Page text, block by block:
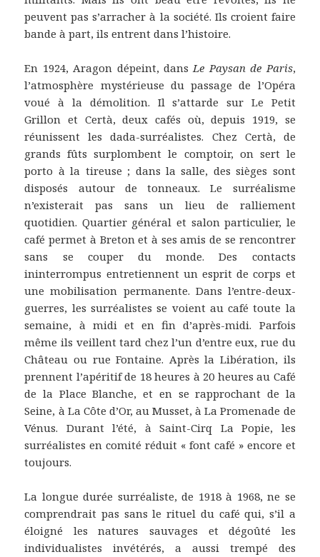
peuvent pas s’arracher à la société. Ils croient faire
bande à part, ils entrent dans l’histoire.
En 1924, Aragon dépeint, dansLe Paysan de Paris,
l’atmosphère mystérieuse du passage de l’Opéra
voué à la démolition. Il s’attarde sur Le Petit
Grillon et Certà, deux cafés où, depuis 1919, se
réunissent les dada-surréalistes. Chez Certà, de
grands fûts surplombent le comptoir, on sert le
porto à la tireuse ; dans la salle, des sièges sont
disposés autour de tonneaux. Le surréalisme
n’existerait pas sans un lieu de ralliement
quotidien. Quartier général et salon particulier, le
café permet à Breton et à ses amis de se rencontrer
sans se couper du monde. Des contacts
ininterrompus entretiennent un esprit de corps et
une mobilisation permanente. Dans l’entre-deux-
guerres, les surréalistes se voient au café toute la
semaine, à midi et en fin d’après-midi. Parfois
même ils veillent tard chez l’un d’entre eux, rue du
Château ou rue Fontaine. Après la Libération, ils
prennent l’apéritif de 18 heures à 20 heures au Café
de la Place Blanche, et en se rapprochant de la
Seine, à La Côte d’Or, au Musset, à La Promenade de
Vénus. Durant l’été, à Saint-Cirq La Popie, les
surréalistes en comité réduit « font café » encore et
toujours.
La longue durée surréaliste, de 1918 à 1968, ne se
comprendrait pas sans le rituel du café qui, s’il a
éloigné les natures sauvages et dégoûté les
individualistes invétérés, a aussi trempé des